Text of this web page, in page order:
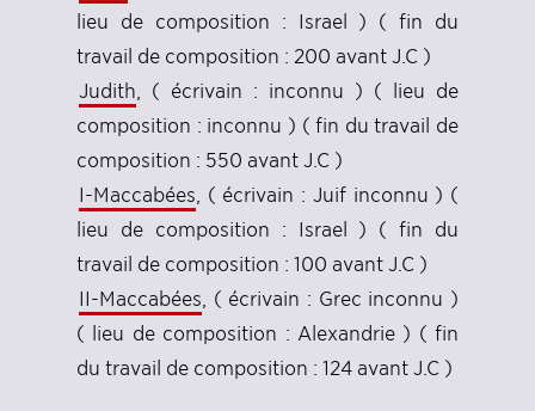
lieu de composition : Israel ) ( fin du
travail de composition : 200 avant J.C )
Judith , ( écrivain : inconnu ) ( lieu de
composition : inconnu ) ( fin du travail de
composition : 550 avant J.C )
I-Maccabées , ( écrivain : Juif inconnu ) (
lieu de composition : Israel ) ( fin du
travail de composition : 100 avant J.C )
II-Maccabées , ( écrivain : Grec inconnu )
( lieu de composition : Alexandrie ) ( fin
du travail de composition : 124 avant J.C )